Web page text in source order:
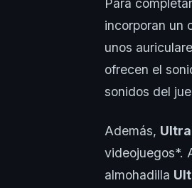
Para
incorporan un
unos
ofrecen el
sonidos del
Además,
videojuegos*.
almohadilla